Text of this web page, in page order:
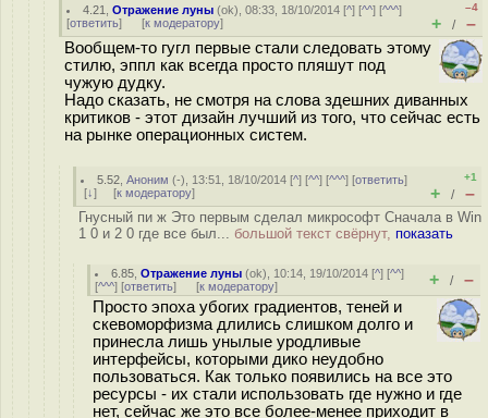
4.21 ,Отражение луны (ok), 08:33, 18/10/2014 [^] [^^] [^^^]
[ответить] [к модератору]
–4
+ / –
Вообщем-то гугл первые стали следовать этому
стилю, эппл как всегда просто пляшут под
чужую дудку.
Надо сказать, не смотря на слова здешних диванных
критиков - этот дизайн лучший из того, что сейчас есть
на рынке операционных систем.
5.52 ,Аноним (-), 13:51, 18/10/2014 [^] [^^] [^^^] [ответить]
[↓] [к модератору]
+1
+ / –
Гнусный пи ж Это первым сделал микрософт Сначала в Win
1 0 и 2 0 где все был... большой текст свёрнут, показать
6.85 ,Отражение луны (ok), 10:14, 19/10/2014 [^] [^^]
[^^^] [ответить] [к модератору] + / –
Просто эпоха убогих градиентов, теней и
скевоморфизма длились слишком долго и
принесла лишь унылые уродливые
интерфейсы, которыми дико неудобно
пользоваться. Как только появились на все это
ресурсы - их стали использовать где нужно и где
нет, сейчас же это все более-менее приходит в